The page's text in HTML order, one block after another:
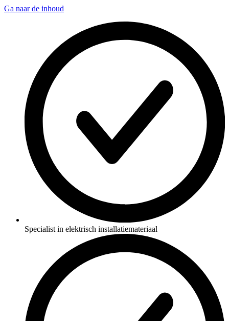
Ga naar de inhoud
Specialist in elektrisch installatiemateriaal